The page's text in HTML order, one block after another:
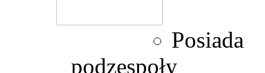
podzespoły